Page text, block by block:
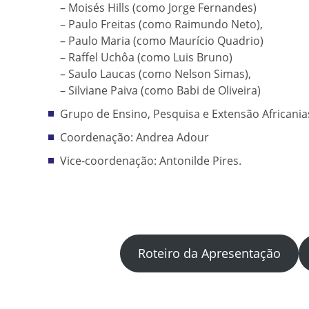
– Moisés Hills (como Jorge Fernandes)
– Paulo Freitas (como Raimundo Neto),
– Paulo Maria (como Maurício Quadrio)
– Raffel Uchôa (como Luis Bruno)
– Saulo Laucas (como Nelson Simas),
– Silviane Paiva (como Babi de Oliveira)
Grupo de Ensino, Pesquisa e Extensão
Coordenação: Andrea Adour
Vice-coordenação: Antonilde Pires.
Roteiro da Apresentação